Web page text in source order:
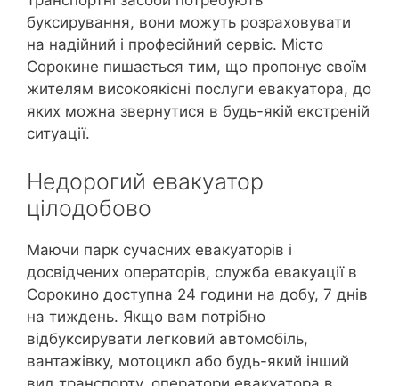
буксирування, вони можуть розраховувати
на надійний і професійний сервіс. Місто
Сорокине пишається тим, що пропонує своїм
жителям високоякісні послуги евакуатора, до
яких можна звернутися в будь-якій екстреній
ситуації.
Недорогий евакуатор
цілодобово
Маючи парк сучасних евакуаторів і
досвідчених операторів, служба евакуації в
Сорокино доступна 24 години на добу, 7 днів
на тиждень. Якщо вам потрібно
відбуксирувати легковий автомобіль,
вантажівку, мотоцикл або будь-який інший